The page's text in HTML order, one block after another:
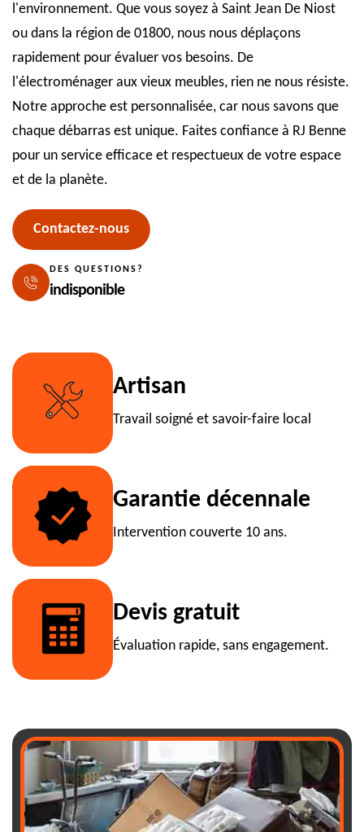
l'environnement. Que vous soyez à Saint Jean De Niost
ou dans la région de 01800, nous nous déplaçons
rapidement pour évaluer vos besoins. De
l'électroménager aux vieux meubles, rien ne nous résiste.
Notre approche est personnalisée, car nous savons que
chaque débarras est unique. Faites confiance à RJ Benne
pour un service efficace et respectueux de votre espace
et de la planète.
Contactez-nous
DES QUESTIONS?
indisponible
Artisan
Travail soigné et savoir-faire local
Garantie décennale
Intervention couverte 10 ans.
Devis gratuit
Évaluation rapide, sans engagement.